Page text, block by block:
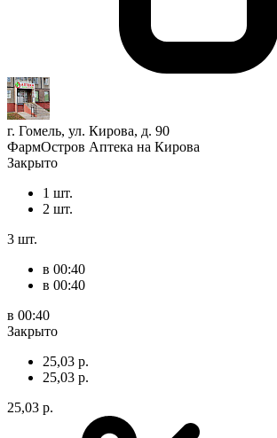
г. Гомель, ул. Кирова, д. 90
ФармОстров Аптека на Кирова
Закрыто
1 шт.
2 шт.
3 шт.
в 00:40
в 00:40
в 00:40
Закрыто
25,03 р.
25,03 р.
25,03 р.